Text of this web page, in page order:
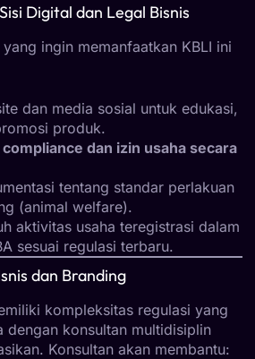
Digital dan Legal Bisnis
ingin memanfaatkan KBLI ini
dan media sosial untuk edukasi,
produk.
compliance dan izin usaha secara
tentang standar perlakuan
(animal welfare).
aktivitas usaha teregistrasi dalam
sesuai regulasi terbaru.
dan Branding
kompleksitas regulasi yang
dengan konsultan multidisiplin
Konsultan akan membantu: